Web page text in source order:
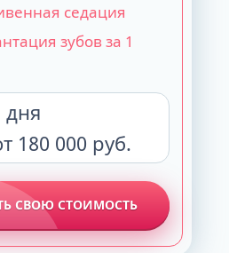
седация
зубов за 1
дня
180 000 руб.
СВОЮ СТОИМОСТЬ